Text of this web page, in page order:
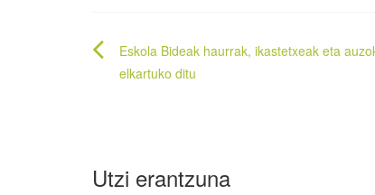
Bidalketetan
zehar
Eskola Bideak haurrak, ikastetxeak eta
elkartuko ditu
Utzi erantzuna